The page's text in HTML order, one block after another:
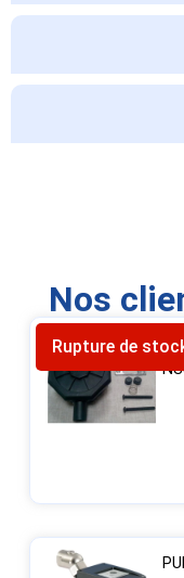
Nos
Rupture de